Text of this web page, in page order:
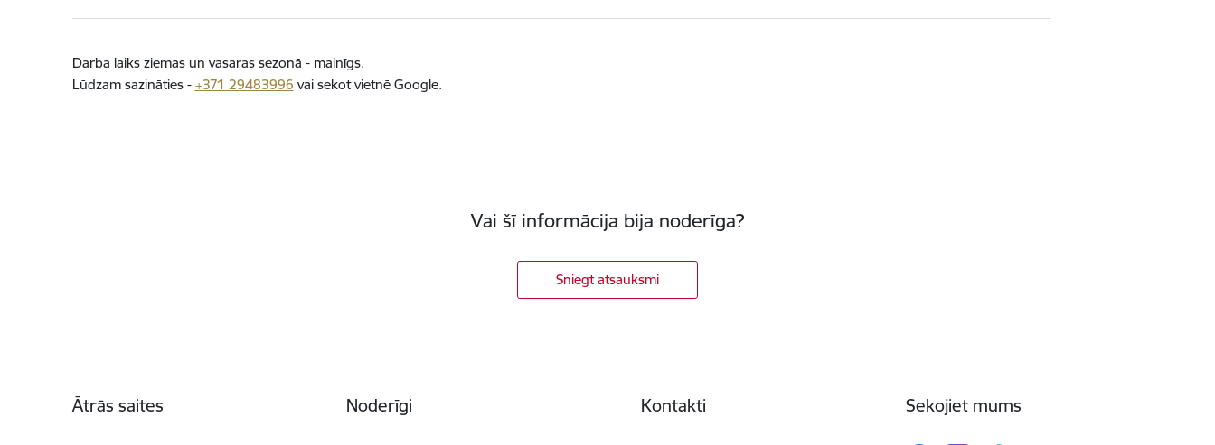
Darba laiks ziemas un vasaras sezonā - mainīgs.
Lūdzam sazināties - +371 29483996 vai sekot vietnē Google.
Vai šī informācija bija noderīga?
Sniegt atsauksmi
Ātrās saites Noderīgi Kontakti Sekojiet mums